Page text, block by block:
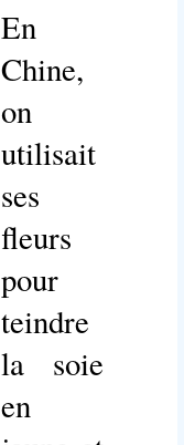
En
Chine,
on
utilisait
ses
fleurs
pour
teindre
la soie
en